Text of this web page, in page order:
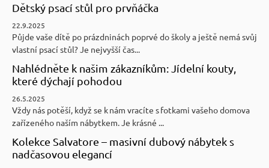
Dětský psací stůl pro prvňáčka
22.9.2025
Půjde vaše dítě po prázdninách poprvé do školy a ještě nemá svůj
vlastní psací stůl? Je nejvyšší čas...
Nahlédněte k našim zákazníkům: Jídelní kouty,
které dýchají pohodou
26.5.2025
Vždy nás potěší, když se k nám vracíte s fotkami vašeho domova
zařízeného naším nábytkem. Je krásné ...
Kolekce Salvatore – masivní dubový nábytek s
nadčasovou elegancí